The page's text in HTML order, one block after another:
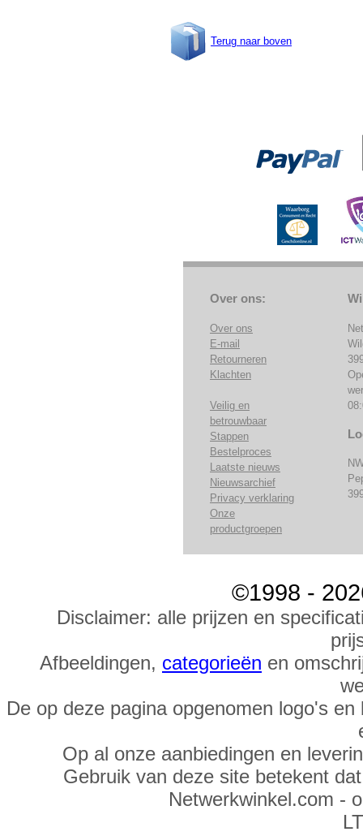
Terug naar boven
Over ons:
Over ons
E-mail
Retourneren
Klachten
Veilig en
betrouwbaar
Stappen
Bestelproces
Laatste nieuws
Nieuwsarchief
Privacy verklaring
Onze
productgroepen
©1998 -
Disclaimer: alle prijzen en
Afbeeldingen, categorieën en
De op deze pagina opgenomen logo's
Op al onze aanbiedingen en
Gebruik van deze site betekent
Netwerkwinkel.com -